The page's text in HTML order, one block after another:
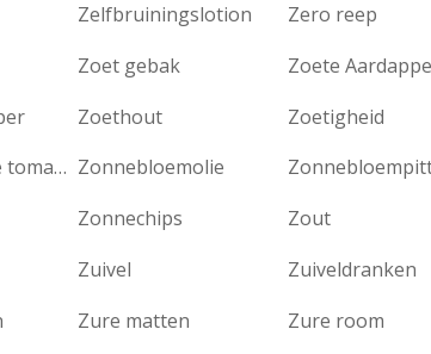
Zelfbruiningslotion
Zero reep
Zoet gebak
Zoete
Zoethout
Zoetigheid
Zongedroogde tomaten Zonnebloemolie
Zonnechips
Zout
Zuivel
Zuiveldranken
Zure matten
Zure room